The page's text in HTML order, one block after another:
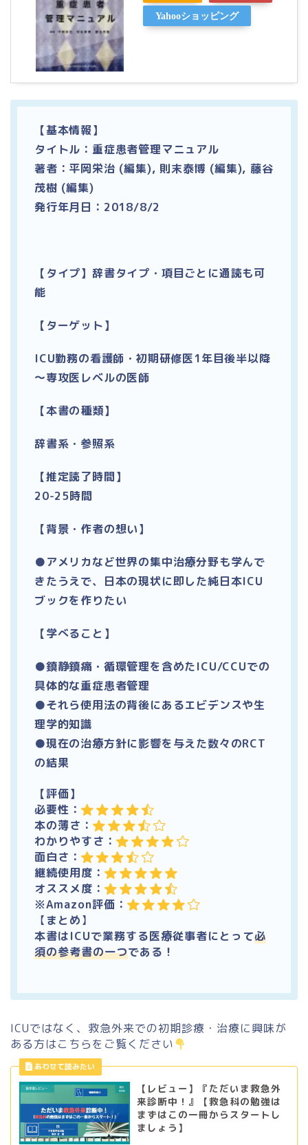
Yahooショッピング
【基本情報】
タイトル：重症患者管理マニュアル
著者：平岡栄治 (編集), 則末泰博 (編集), 藤谷
茂樹 (編集)
発行年月日：2018/8/2
【タイプ】辞書タイプ・項目ごとに通読も可
能
【ターゲット】
ICU勤務の看護師・初期研修医1年目後半以降
～専攻医レベルの医師
【本書の種類】
辞書系・参照系
【推定読了時間】
20-25時間
【背景・作者の想い】
●アメリカなど世界の集中治療分野も学んで
きたうえで、日本の現状に即した純日本ICU
ブックを作りたい
【学べること】
●鎮静鎮痛・循環管理を含めたICU/CCUでの
具体的な重症患者管理
●それら使用法の背後にあるエビデンスや生
理学的知識
●現在の治療方針に影響を与えた数々のRCT
の結果
【評価】
必要性：
本の薄さ：
わかりやすさ：
面白さ：
継続使用度：
オススメ度：
※Amazon評価：
【 まとめ】
本書はICUで業務する医療従事者にとって必
須の参考書の一つである ！
ICUではなく、救急外来での初期診療・治療に興味が
ある方はこちらをご覧ください
【レビュー】『ただいま救急外
来診断中！』【救急科の勉強は
まずはこの一冊からスタートし
ましょう】